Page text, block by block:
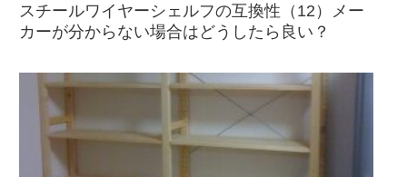
スチールワイヤーシェルフの互換性（12）メー
カーが分からない場合はどうしたら良い？